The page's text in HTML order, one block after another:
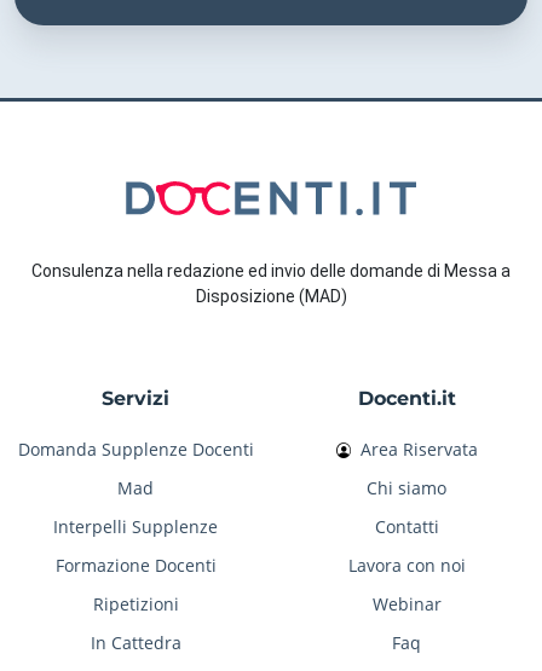
Consulenza nella redazione ed invio delle domande di Messa a
Disposizione (MAD)
Servizi
Domanda Supplenze Docenti
Mad
Interpelli Supplenze
Formazione Docenti
Ripetizioni
In Cattedra
Docenti.it
Area Riservata
Chi siamo
Contatti
Lavora con noi
Webinar
Faq